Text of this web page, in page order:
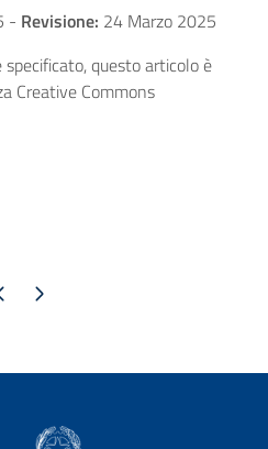
- Revisione: 24 Marzo 2025
questo articolo è
Creative Commons
successiva